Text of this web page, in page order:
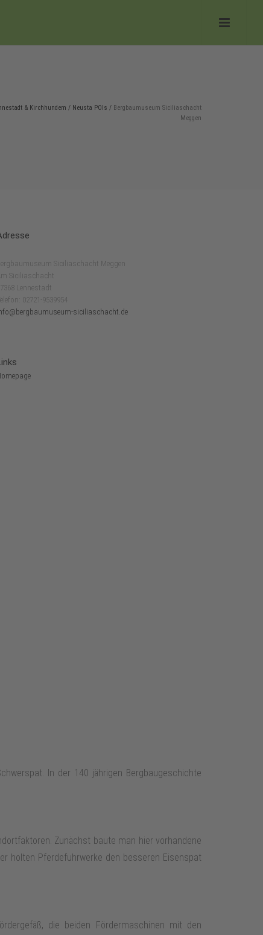
& Kirchhundem / Neusta POIs / Bergbaumuseum Siciliaschacht
Meggen
Siciliaschacht Meggen
Siciliaschacht
Lennestadt
02721-9539954
siciliaschacht.de
In der 140 jährigen Bergbaugeschichte
Zunächst baute man hier vorhandene
holten Pferdefuhrwerke den besseren Eisenspat
die beiden Fördermaschinen mit den